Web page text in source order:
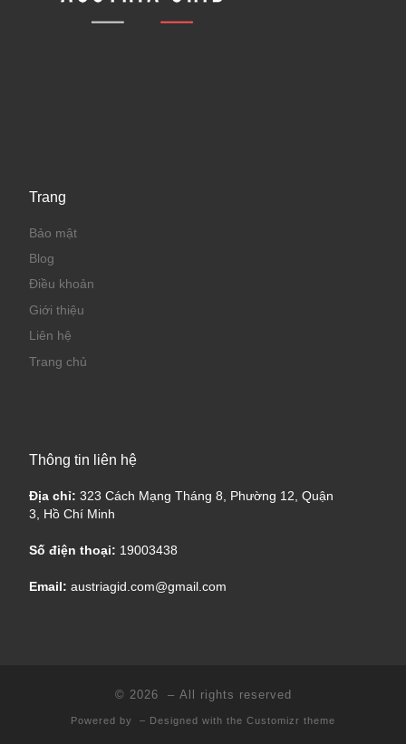
Trang
Bảo mật
Blog
Điều khoản
Giới thiệu
Liên hệ
Trang chủ
Thông tin liên hệ
Địa chỉ: 323 Cách Mạng Tháng 8, Phường 12, Quận
3, Hồ Chí Minh
Số điện thoại: 19003438
Email: austriagid.com@gmail.com
© 2026 – All rights reserved
Powered by – Designed with the Customizr theme